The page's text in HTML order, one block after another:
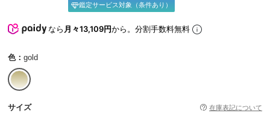
鑑定サービス対象（条件あり）
なら月々13,109円から。分割手数料無料
色： gold
サイズ 在庫表記について